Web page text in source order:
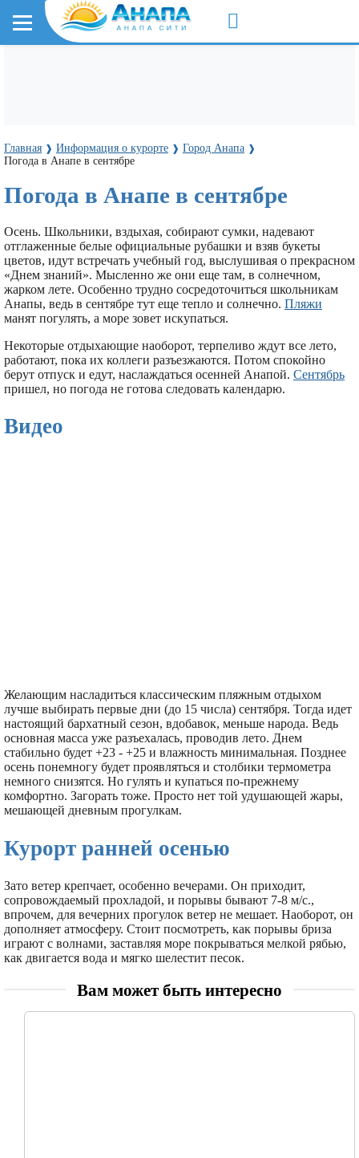
Главная ❱ Информация о курорте ❱ Город Анапа ❱
Погода в Анапе в сентябре
Погода в Анапе в сентябре
Осень. Школьники, вздыхая, собирают сумки, надевают
отглаженные белые официальные рубашки и взяв букеты
цветов, идут встречать учебный год, выслушивая о прекрасном
«Днем знаний». Мысленно же они еще там, в солнечном,
жарком лете. Особенно трудно сосредоточиться школьникам
Анапы, ведь в сентябре тут еще тепло и солнечно. Пляжи
манят погулять, а море зовет искупаться.
Некоторые отдыхающие наоборот, терпеливо ждут все лето,
работают, пока их коллеги разъезжаются. Потом спокойно
берут отпуск и едут, наслаждаться осенней Анапой. Сентябрь
пришел, но погода не готова следовать календарю.
Видео
Желающим насладиться классическим пляжным отдыхом
лучше выбирать первые дни (до 15 числа) сентября. Тогда идет
настоящий бархатный сезон, вдобавок, меньше народа. Ведь
основная масса уже разъехалась, проводив лето. Днем
стабильно будет +23 - +25 и влажность минимальная. Позднее
осень понемногу будет проявляться и столбики термометра
немного снизятся. Но гулять и купаться по-прежнему
комфортно. Загорать тоже. Просто нет той удушающей жары,
мешающей дневным прогулкам.
Курорт ранней осенью
Зато ветер крепчает, особенно вечерами. Он приходит,
сопровождаемый прохладой, и порывы бывают 7-8 м/с.,
впрочем, для вечерних прогулок ветер не мешает. Наоборот, он
дополняет атмосферу. Стоит посмотреть, как порывы бриза
играют с волнами, заставляя море покрываться мелкой рябью,
как двигается вода и мягко шелестит песок.
Вам может быть интересно